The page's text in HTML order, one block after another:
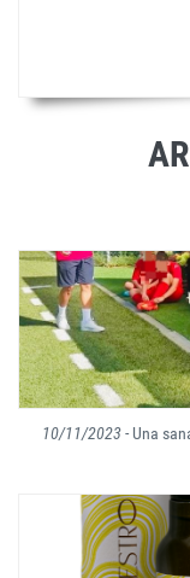
10/11/2023- Una